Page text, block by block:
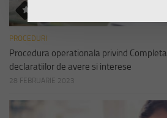
PROCEDURI
Procedura operationala privind
declaratiilor de avere si interese
28 FEBRUARIE 2023